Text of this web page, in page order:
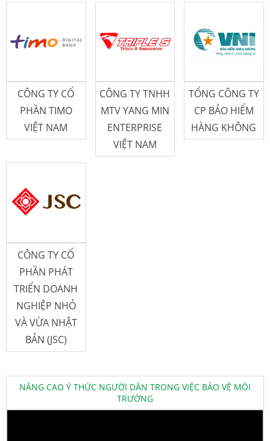
CÔNG TY CỔ
PHẦN TIMO
VIỆT NAM
CÔNG TY TNHH
MTV YANG MIN
ENTERPRISE
VIỆT NAM
TỔNG CÔNG TY
CP BẢO HIỂM
HÀNG KHÔNG
CÔNG TY CỔ
PHẦN PHÁT
TRIỂN DOANH
NGHIỆP NHỎ
VÀ VỪA NHẬT
BẢN (JSC)
NÂNG CAO Ý THỨC NGƯỜI DÂN TRONG VIỆC BẢO VỆ MÔI
TRƯỜNG